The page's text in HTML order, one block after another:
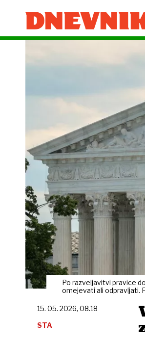
Po razveljavitvi pravice
omejevati ali odpravljati.
15. 05. 2026, 08.18
STA